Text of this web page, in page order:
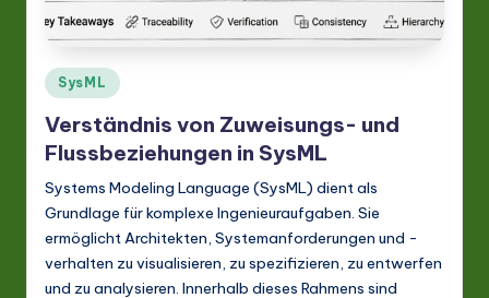
Posted
SysML
Verständnis von Zuweisungs- und
Flussbeziehungen in SysML
Systems Modeling Language (SysML) dient als
Grundlage für komplexe Ingenieuraufgaben. Sie
ermöglicht Architekten, Systemanforderungen und -
verhalten zu visualisieren, zu spezifizieren, zu entwerfen
und zu analysieren. Innerhalb dieses Rahmens sind